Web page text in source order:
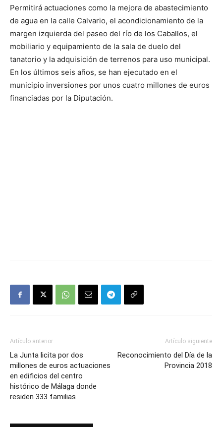
Permitirá actuaciones como la mejora de abastecimiento
de agua en la calle Calvario, el acondicionamiento de la
margen izquierda del paseo del río de los Caballos, el
mobiliario y equipamiento de la sala de duelo del
tanatorio y la adquisición de terrenos para uso municipal.
En los últimos seis años, se han ejecutado en el
municipio inversiones por unos cuatro millones de euros
financiadas por la Diputación.
Artículo anterior
La Junta licita por dos
millones de euros actuaciones
en edificios del centro
histórico de Málaga donde
residen 333 familias
Artículo siguiente
Reconocimiento del Día de la
Provincia 2018